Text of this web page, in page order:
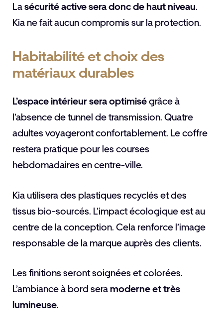
Lasécurité active sera donc de haut niveau.
Kia ne fait aucun compromis sur la protection.
Habitabilité et choix des
matériaux durables
L’espace intérieur sera optimiségrâce à
l’absence de tunnel de transmission. Quatre
adultes voyageront confortablement. Le coffre
restera pratique pour les courses
hebdomadaires en centre-ville.
Kia utilisera des plastiques recyclés et des
tissus bio-sourcés. L’impact écologique est au
centre de la conception. Cela renforce l’image
responsable de la marque auprès des clients.
Les finitions seront soignées et colorées.
L’ambiance à bord seramoderne et très
lumineuse.